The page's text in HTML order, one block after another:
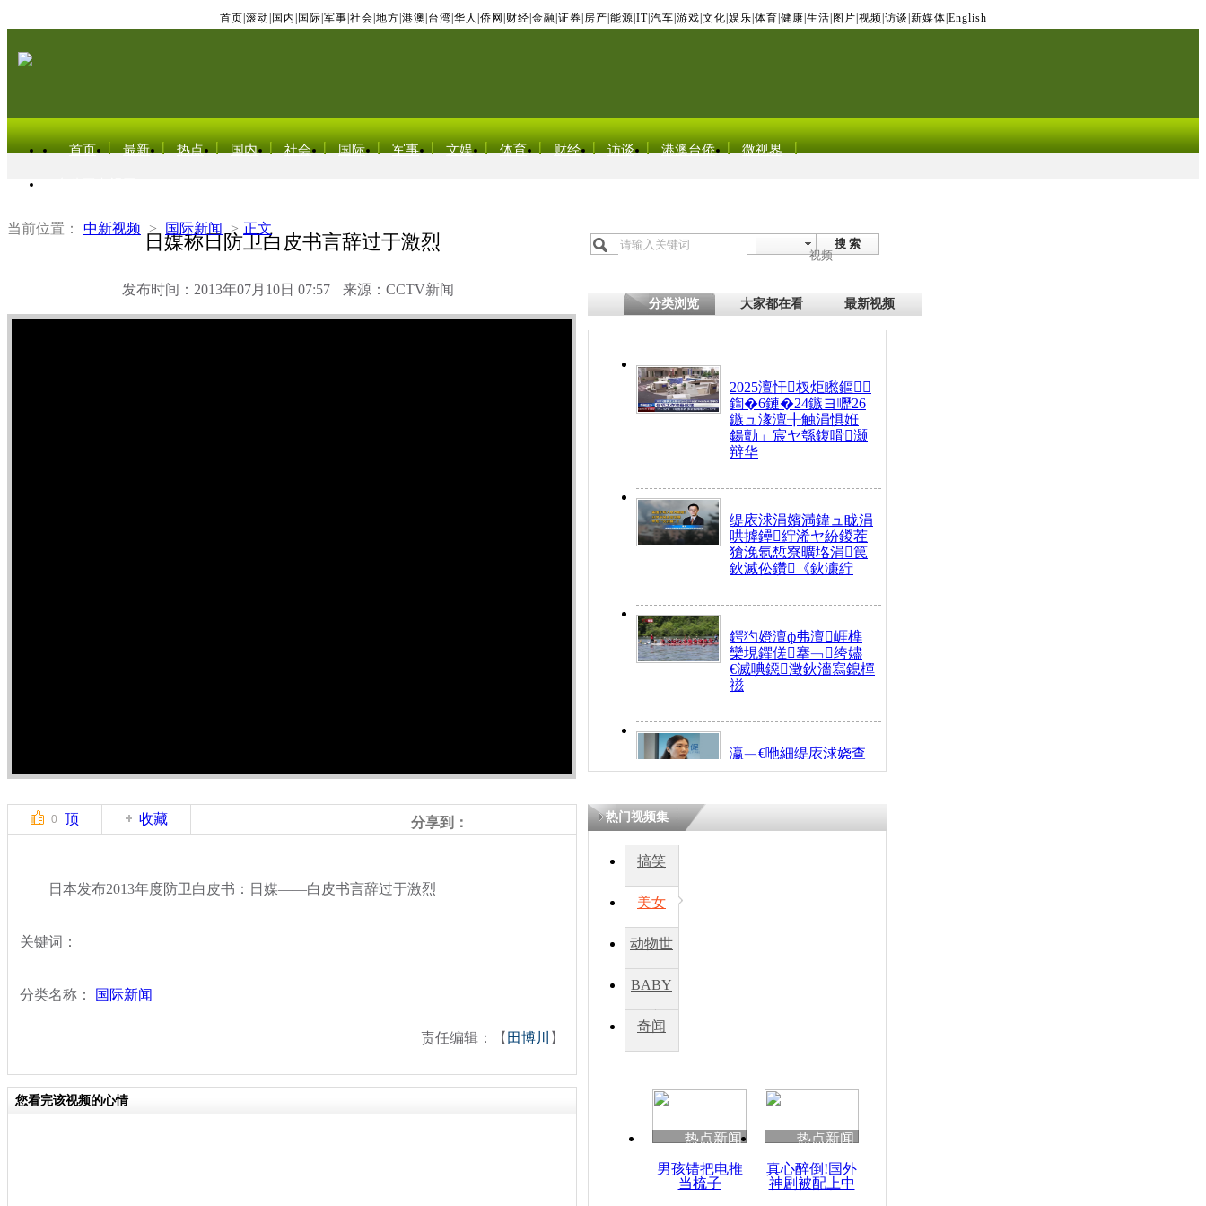
首页 滚动 国内 国际 军事 社会 地方 港澳 台湾 华人 侨网 财经 金融 证券 房产 能源 IT| 汽车 游戏 文化 娱乐 体育 健康 生活 图片 视频 访谈 新媒体 English
首页 最新 热点 国内 社会 国际 军事 文娱 体育 财经 访谈 港澳台侨 微视界
当前位置： 中新视频 > 国际新闻 > 正文
日媒称日防卫白皮书言辞过于激烈
发布时间：2013年07月10日 07:57 来源：CCTV新闻
搜 索
视频
分类浏览 大家都在看 最新视频
2025澶忓杈炬矁鏂
鍧�6鏈�24鏃ヨ嚦26
鏃ュ湪澶╂触涓惧姙
鍚勯」宸ヤ綔鍑嗗灏
辩华
缇庡浗涓嬪満鍏ュ眬涓
哄摢鑸紵浠ヤ紛鍐茬
獊浼氬惁寮曠垎涓笢
鈥滅伀鑽《鈥濓紵
鍔犳嬁澶ф弗澶崕榫
欒垷鑺傞搴﹁绔嬧
€滅唺鐚澂鈥濇寫鎴樿
禌
瀛﹁€咃細缇庡浗娆查
€间笢鍗椾簹涓庝腑鍥
瘑灞€
0 顶 收藏 分享到：
日本发布2013年度防卫白皮书：日媒——白皮书言辞过于激烈
关键词：
分类名称： 国际新闻
责任编辑：【 田博川 】
您看完该视频的心情
热门视频集
搞笑
美女
动物世
BABY
秀
奇闻
热点新闻
男孩错把电推
当梳子
热点新闻
真心醉倒!国外
神剧被配上中